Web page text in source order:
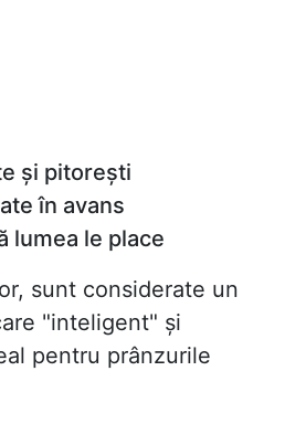
și pitorești
în avans
lumea le place
sunt considerate un
"inteligent" și
pentru prânzurile